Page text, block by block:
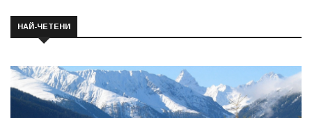
НАЙ-ЧЕТЕНИ